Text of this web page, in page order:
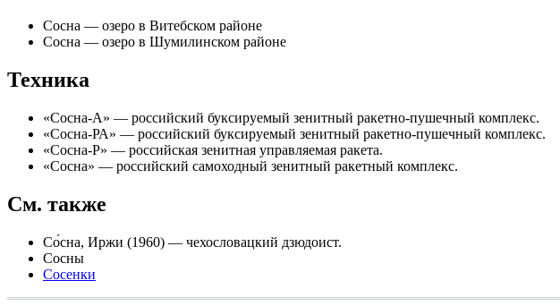
Сосна — озеро в Витебском районе
Сосна — озеро в Шумилинском районе
Техника
«Сосна-А» — российский буксируемый зенитный ракетно-пушечный комплекс.
«Сосна-РА» — российский буксируемый зенитный ракетно-пушечный комплекс.
«Сосна-Р» — российская зенитная управляемая ракета.
«Сосна» — российский самоходный зенитный ракетный комплекс.
См. также
Со́сна, Иржи (1960) — чехословацкий дзюдоист.
Сосны
Сосенки